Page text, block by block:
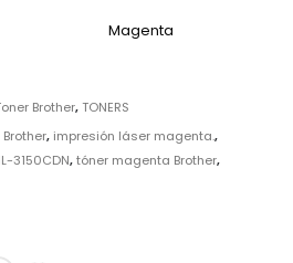
Magenta
Brother,TONERS
, impresión láser magenta.,
3150CDN,tóner magenta Brother,